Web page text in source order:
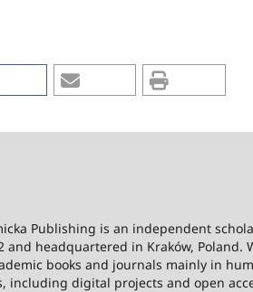
Publishing is an independent
and headquartered in Kraków, Poland.
books and journals mainly in
including digital projects and open